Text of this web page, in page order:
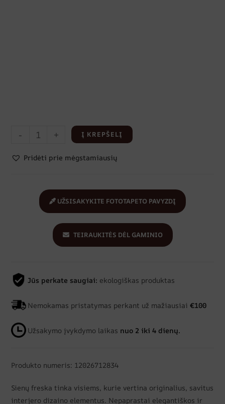
- + Į KREPŠELĮ
Pridėti prie mėgstamiausių
UŽSISAKYKITE FOTOTAPETO PAVYZDĮ
TEIRAUKITĖS DĖL GAMINIO
Jūs perkate saugiai: ekologiškas produktas
Nemokamas pristatymas perkant už mažiausiai€100
Užsakymo įvykdymo laikas nuo 2 iki 4 dienų.
Produkto numeris: 12026712834
Sienų freska tinka visiems, kurie vertina originalius, savitus
interjero dizaino elementus. Nepaprastai elegantiškos ir